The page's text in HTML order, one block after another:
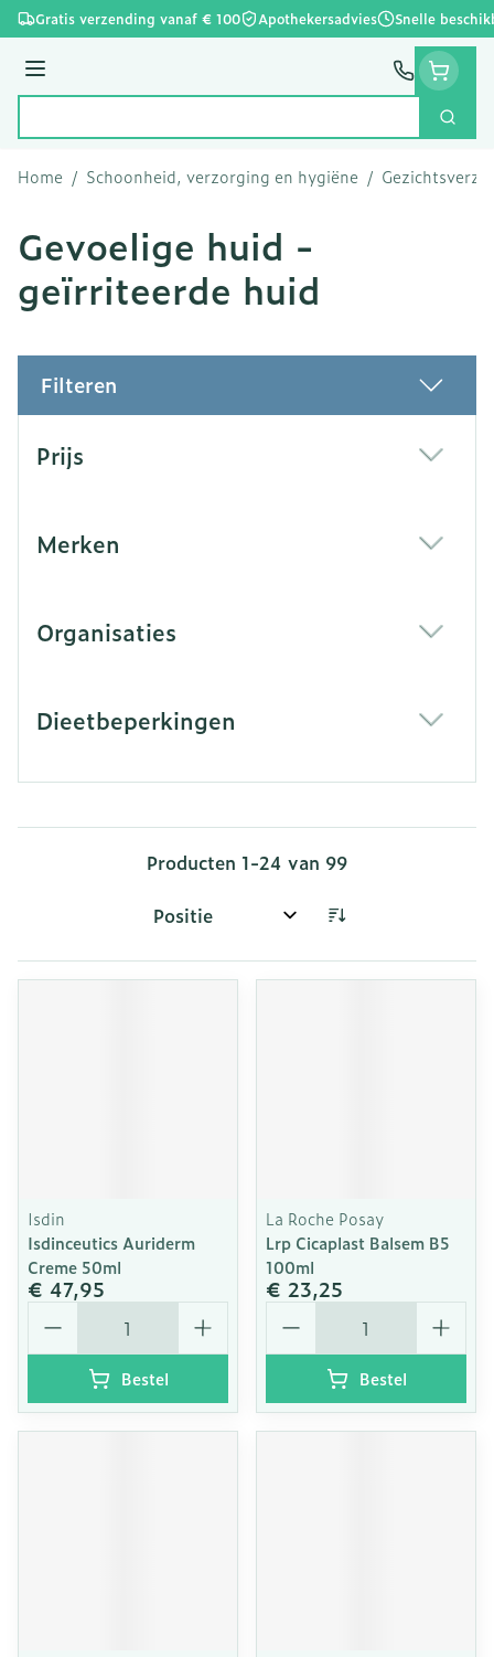
Ga naar de inhoud
Gratis verzending vanaf € 100 Apothekersadvies Snelle
Menu
Zoek
Home / Schoonheid, verzorging en hygiëne /
Gevoelige huid -
geïrriteerde huid
Filteren
Prijs
Merken
Organisaties
Dieetbeperkingen
Producten 1-24 van 99
Sorteer op:
Isdin
Isdinceutics Auriderm
Creme 50ml
€ 47,95
Aantal
Bestel
La Roche Posay
Lrp Cicaplast Balsem B5
100ml
€ 23,25
Aantal
Bestel